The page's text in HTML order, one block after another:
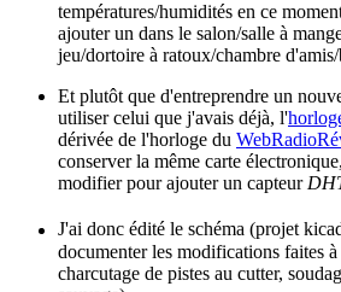
températures/humidités en ce
ajouter un dans le salon/salle à
jeu/dortoire à ratoux/chambre
Et plutôt que d'entreprendre un
utiliser celui que j'avais déjà, l'
dérivée de l'horloge du
conserver la même carte
modifier pour ajouter un capteur
J'ai donc édité le schéma (projet
documenter les modifications faites
charcutage de pistes au cutter,